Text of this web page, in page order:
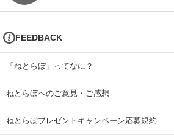
FEEDBACK
「ねとらぼ」ってなに？
ねとらぼへのご意見・ご感想
ねとらぼプレゼントキャンペーン応募規約